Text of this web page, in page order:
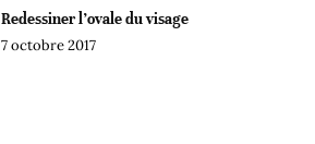
Redessiner l’ovale du visage
7 octobre 2017